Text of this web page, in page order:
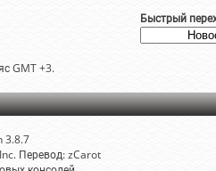
Быстрый
GMT +3.
3.8.7
Перевод:zCarot